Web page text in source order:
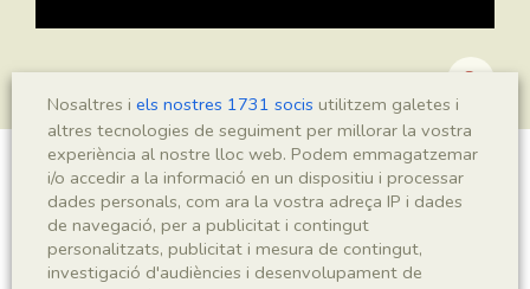
Montsechia vidalii
Nosaltres i els nostres 1731 socis utilitzem galetes i
altres tecnologies de seguiment per millorar la vostra
experiència al nostre lloc web. Podem emmagatzemar
i/o accedir a la informació en un dispositiu i processar
dades personals, com ara la vostra adreça IP i dades
de navegació, per a publicitat i contingut
personalitzats, publicitat i mesura de contingut,
investigació d'audiències i desenvolupament de